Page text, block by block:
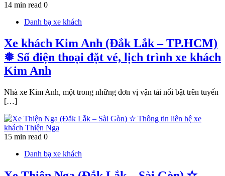
14 min read 0
Danh bạ xe khách
Xe khách Kim Anh (Đắk Lắk – TP.HCM)
❅ Số điện thoại đặt vé, lịch trình xe khách
Kim Anh
Nhà xe Kim Anh, một trong những đơn vị vận tải nổi bật trên tuyến
[…]
15 min read 0
Danh bạ xe khách